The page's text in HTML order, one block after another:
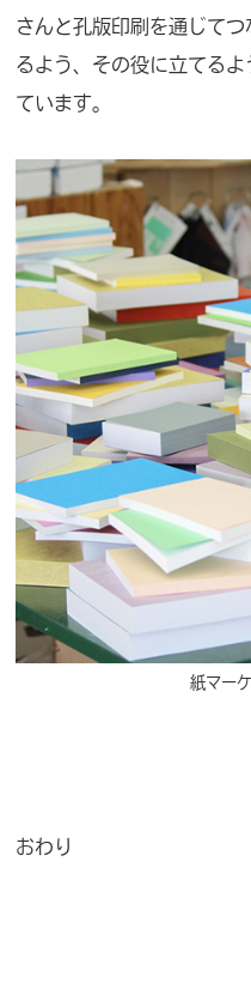
さんと孔版印刷を通じて
るよう、その役に立てる
ています。
紙マー
おわり